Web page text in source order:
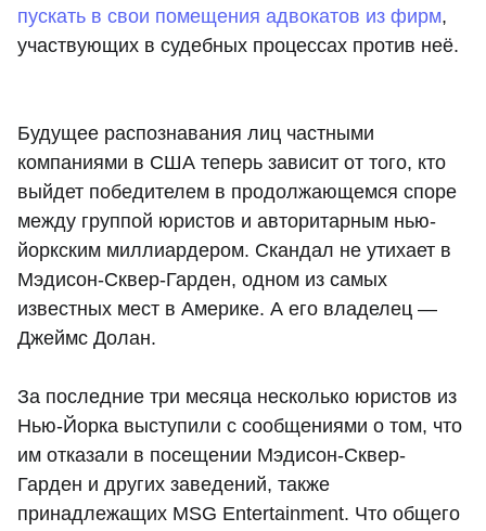
пускать в свои помещения адвокатов из фирм,
участвующих в судебных процессах против неё.
Будущее распознавания лиц частными
компаниями в США теперь зависит от того, кто
выйдет победителем в продолжающемся споре
между группой юристов и авторитарным нью-
йоркским миллиардером. Скандал не утихает в
Мэдисон-Сквер-Гарден, одном из самых
известных мест в Америке. А его владелец —
Джеймс Долан.
За последние три месяца несколько юристов из
Нью-Йорка выступили с сообщениями о том, что
им отказали в посещении Мэдисон-Сквер-
Гарден и других заведений, также
принадлежащих MSG Entertainment. Что общего